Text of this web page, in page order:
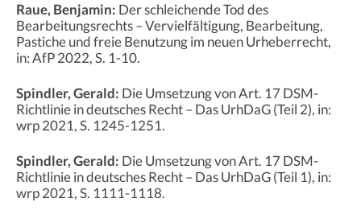
Raue, Benjamin: Der schleichende Tod des
Bearbeitungsrechts – Vervielfältigung, Bearbeitung,
Pastiche und freie Benutzung im neuen Urheberrecht,
in: AfP 2022, S. 1-10.
Spindler, Gerald: Die Umsetzung von Art. 17 DSM-
Richtlinie in deutsches Recht – Das UrhDaG (Teil 2), in:
wrp 2021, S. 1245-1251.
Spindler, Gerald: Die Umsetzung von Art. 17 DSM-
Richtlinie in deutsches Recht – Das UrhDaG (Teil 1), in:
wrp 2021, S. 1111-1118.